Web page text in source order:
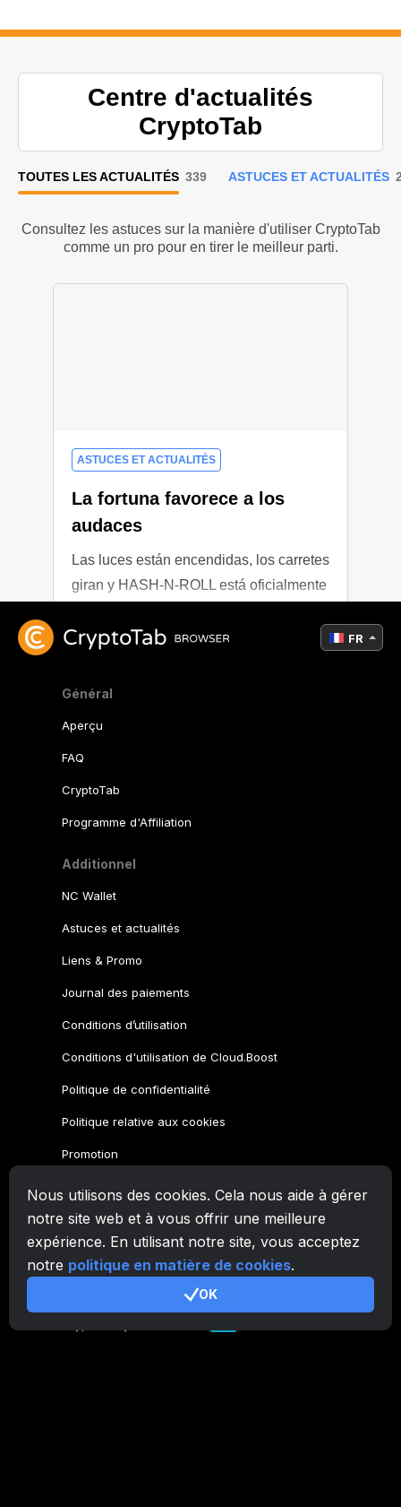
Nous utilisons des cookies. Cela nous aide à gérer
notre site web et à vous offrir une meilleure
expérience. En utilisant notre site, vous acceptez
notre politique en matière de cookies.
OK